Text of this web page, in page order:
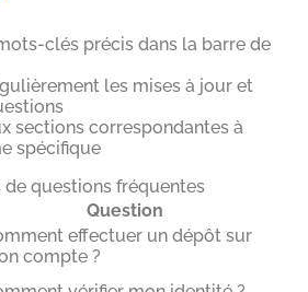
clés précis dans la barre de
les mises à jour et
sections correspondantes à
spécifique
de questions fréquentes
Question
effectuer un dépôt sur
compte ?